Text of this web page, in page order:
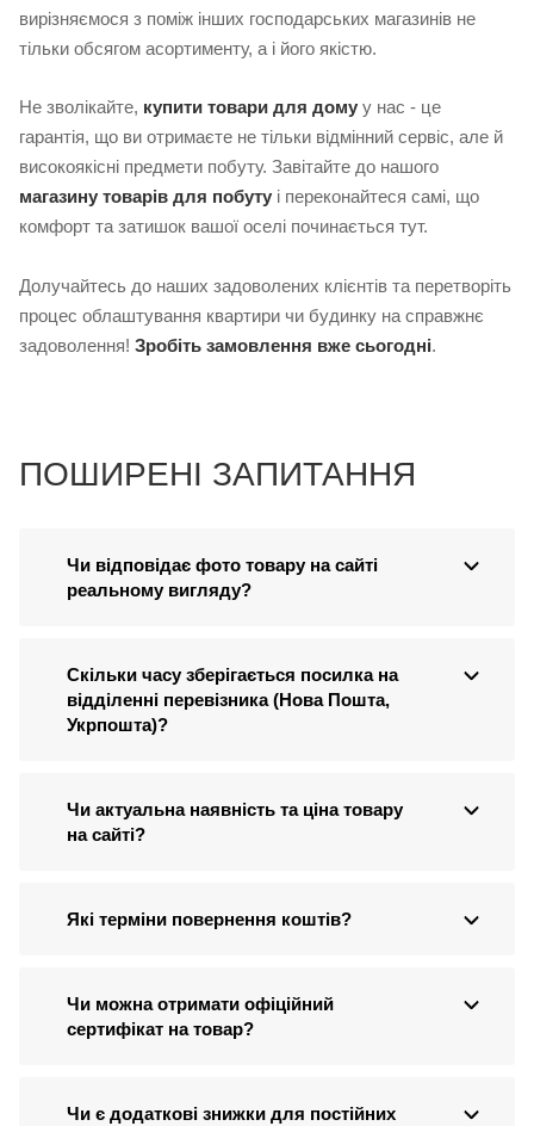
вирізняємося з поміж інших господарських магазинів не
тільки обсягом асортименту, а і його якістю.
Не зволікайте, купити товари для дому у нас - це
гарантія, що ви отримаєте не тільки відмінний сервіс, але й
високоякісні предмети побуту. Завітайте до нашого
магазину товарів для побуту і переконайтеся самі, що
комфорт та затишок вашої оселі починається тут.
Долучайтесь до наших задоволених клієнтів та перетворіть
процес облаштування квартири чи будинку на справжнє
задоволення! Зробіть замовлення вже сьогодні.
ПОШИРЕНІ ЗАПИТАННЯ
Чи відповідає фото товару на сайті
реальному вигляду?
Скільки часу зберігається посилка на
відділенні перевізника (Нова Пошта,
Укрпошта)?
Чи актуальна наявність та ціна товару
на сайті?
Які терміни повернення коштів?
Чи можна отримати офіційний
сертифікат на товар?
Чи є додаткові знижки для постійних